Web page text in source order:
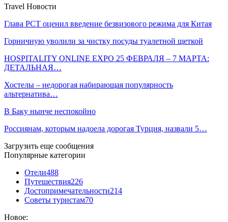
Travel Новости
Глава РСТ оценил введение безвизового режима для Китая
Горничную уволили за чистку посуды туалетной щеткой
HOSPITALITY ONLINE EXPO 25 ФЕВРАЛЯ – 7 МАРТА:
ДЕТАЛЬНАЯ…
Хостелы – недорогая набирающая популярность
альтернатива…
В Баку нынче неспокойно
Россиянам, которым надоела дорогая Турция, назвали 5…
Загрузить еще сообщения
Популярные категории
Отели488
Путешествия226
Достопримечательности214
Советы туристам70
Новое: